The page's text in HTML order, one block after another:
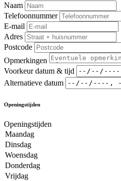
Naam
Telefoonnummer
E-mail
Adres
Postcode
Opmerkingen
Voorkeur datum & tijd
Alternatieve datum
Openingstijden
Openingstijden
Maandag
Dinsdag
Woensdag
Donderdag
Vrijdag